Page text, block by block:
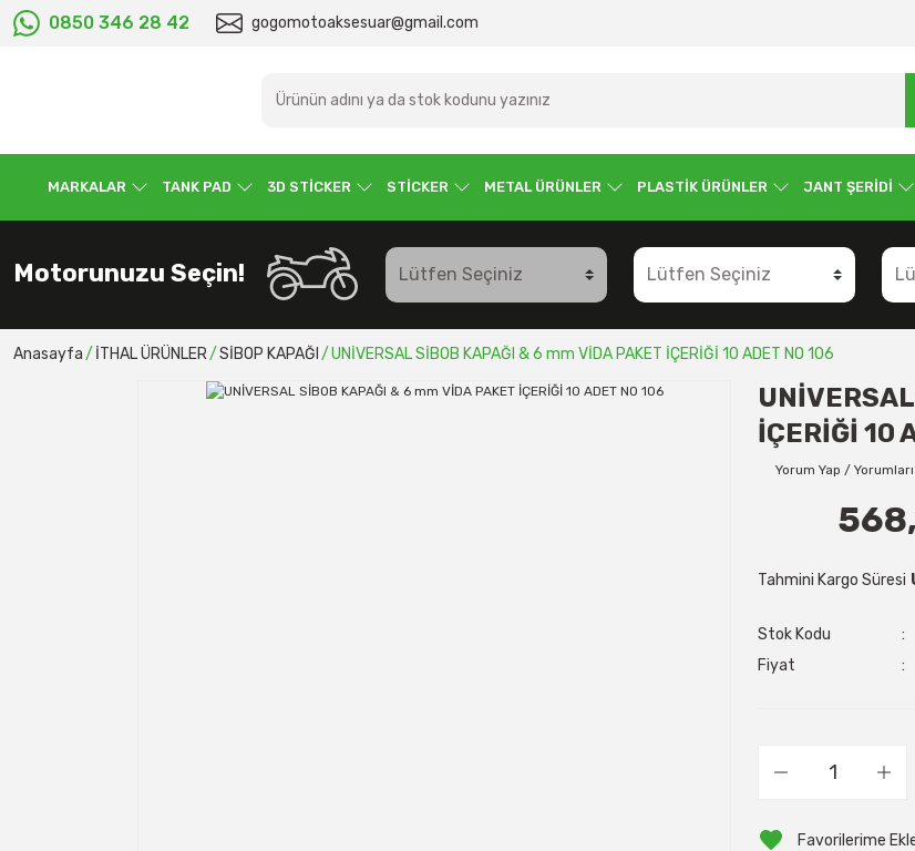
0850 346 28 42 gogomotoaksesuar@gmail.com
MARKALAR TANK PAD 3D STİCKER STİCKER METAL ÜRÜNLER PLASTİK ÜRÜNLER JANT ŞERİDİ
Motorunuzu Seçin!
Anasayfa İTHAL ÜRÜNLER SİBOP KAPAĞI UNİVERSAL SİBOB KAPAĞI & 6 mm VİDA PAKET İÇERİĞİ 10 ADET NO 106
İÇERİĞİ 10
Yorum Yap / Yorumları
Tahmini Kargo Süresi
Stok Kodu
Fiyat